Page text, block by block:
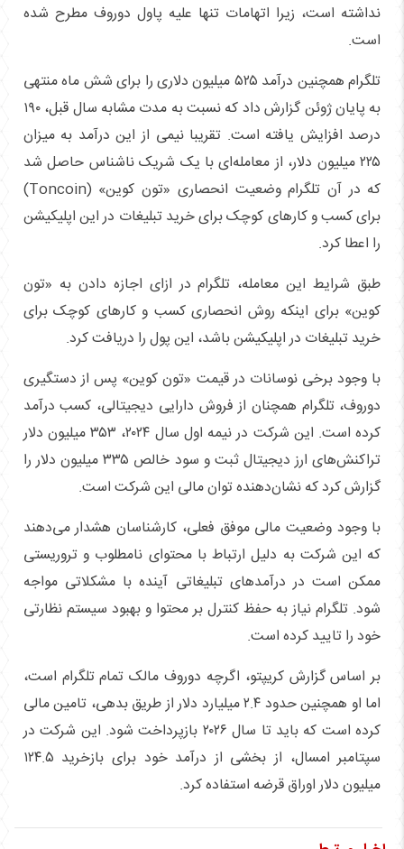
نداشته است، زیرا اتهامات تنها علیه پاول دوروف مطرح شده
است.
تلگرام همچنین درآمد ۵۲۵ میلیون دلاری را برای شش ماه منتهی
به پایان ژوئن گزارش داد که نسبت به مدت مشابه سال قبل، ۱۹۰
درصد افزایش یافته است. تقریبا نیمی از این درآمد به میزان
۲۲۵ میلیون دلار، از معامله‌ای با یک شریک ناشناس حاصل شد
که در آن تلگرام وضعیت انحصاری «تون کوین» (Toncoin)
برای کسب و کارهای کوچک برای خرید تبلیغات در این اپلیکیشن
را اعطا کرد.
طبق شرایط این معامله، تلگرام در ازای اجازه دادن به «تون
کوین» برای اینکه روش انحصاری کسب و کارهای کوچک برای
خرید تبلیغات در اپلیکیشن باشد، این پول را دریافت کرد.
با وجود برخی نوسانات در قیمت «تون کوین» پس از دستگیری
دوروف، تلگرام همچنان از فروش دارایی دیجیتالی، کسب درآمد
کرده است. این شرکت در نیمه اول سال ۲۰۲۴، ۳۵۳ میلیون دلار
تراکنش‌های ارز دیجیتال ثبت و سود خالص ۳۳۵ میلیون دلار را
گزارش کرد که نشان‌دهنده توان مالی این شرکت است.
با وجود وضعیت مالی موفق فعلی، کارشناسان هشدار می‌دهند
که این شرکت به دلیل ارتباط با محتوای نامطلوب و تروریستی
ممکن است در درآمدهای تبلیغاتی آینده با مشکلاتی مواجه
شود. تلگرام نیاز به حفظ کنترل بر محتوا و بهبود سیستم نظارتی
خود را تایید کرده است.
بر اساس گزارش کریپتو، اگرچه دوروف مالک تمام تلگرام است،
اما او همچنین حدود ۲.۴ میلیارد دلار از طریق بدهی، تامین مالی
کرده است که باید تا سال ۲۰۲۶ بازپرداخت شود. این شرکت در
سپتامبر امسال، از بخشی از درآمد خود برای بازخرید ۱۲۴.۵
میلیون دلار اوراق قرضه استفاده کرد.